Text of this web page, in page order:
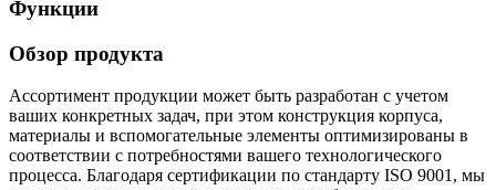
Функции
Обзор продукта
Ассортимент продукции может быть разработан с учетом
ваших конкретных задач, при этом конструкция корпуса,
материалы и вспомогательные элементы оптимизированы в
соответствии с потребностями вашего технологического
процесса. Благодаря сертификации по стандарту ISO 9001, мы